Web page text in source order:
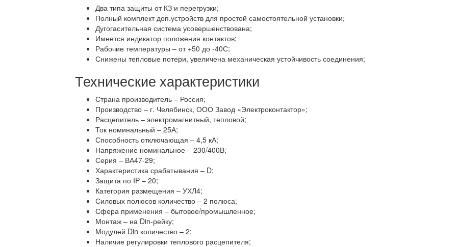
Два типа защиты от КЗ и перегрузки;
Полный комплект доп.устройств для простой самостоятельной установки;
Дугогасительная система усовершенствована;
Имеется индикатор положения контактов;
Рабочие температуры – от +50 до -40С;
Снижены тепловые потери, увеличена механическая устойчивость соединения;
Технические характеристики
Страна производитель – Россия;
Производство – г. Челябинск, ООО Завод «Электроконтактор»;
Расцепитель – электромагнитный, тепловой;
Ток номинальный – 25А;
Способность отключающая – 4,5 кА;
Напряжение номинальное – 230/400В;
Серия – ВА47-29;
Характеристика срабатывания – D;
Защита по IP – 20;
Категория размещения – УХЛ4;
Силовых полюсов количество – 2 полюса;
Сфера применения – бытовое/промышленное;
Монтаж – на Din-рейку;
Модулей Din количество – 2;
Наличие регулировки теплового расцепителя;